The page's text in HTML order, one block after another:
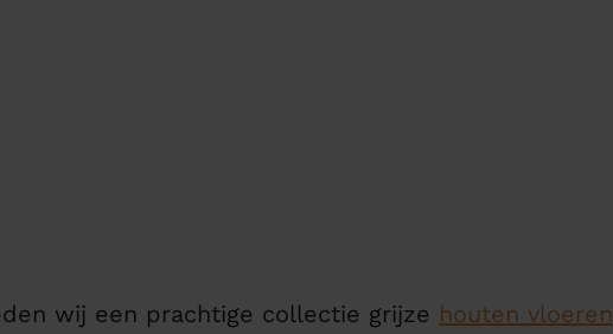
wij een prachtige collectie grijze houten vloeren